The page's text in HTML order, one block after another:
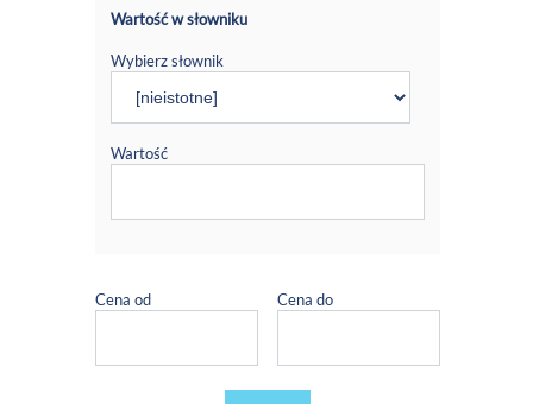
Wartość w słowniku
Wybierz słownik
Wartość
Cena od Cena do